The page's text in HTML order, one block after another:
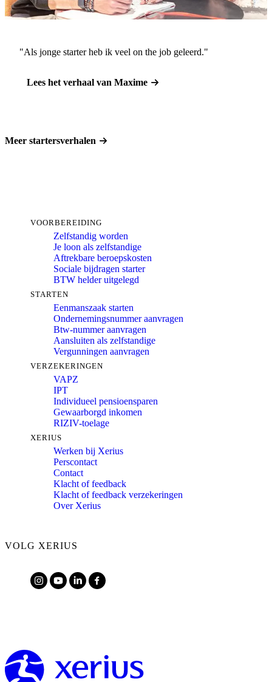
"Als jonge starter heb ik veel on the job geleerd."
Lees het verhaal van Maxime
Meer startersverhalen
VOORBEREIDING
Zelfstandig worden
Je loon als zelfstandige
Aftrekbare beroepskosten
Sociale bijdragen starter
BTW helder uitgelegd
STARTEN
Eenmanszaak starten
Ondernemingsnummer aanvragen
Btw-nummer aanvragen
Aansluiten als zelfstandige
Vergunningen aanvragen
VERZEKERINGEN
VAPZ
IPT
Individueel pensioensparen
Gewaarborgd inkomen
RIZIV-toelage
XERIUS
Werken bij Xerius
Perscontact
Contact
Klacht of feedback
Klacht of feedback verzekeringen
Over Xerius
VOLG XERIUS